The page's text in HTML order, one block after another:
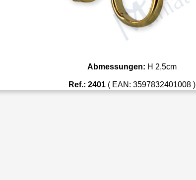
Abmessungen: H 2,5cm
Ref.: 2401 ( EAN: 3597832401008 )